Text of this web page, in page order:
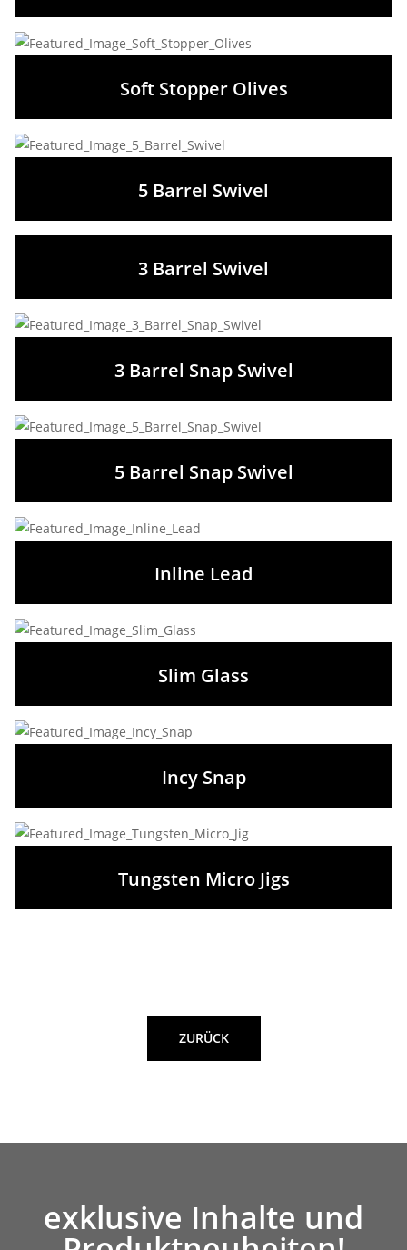
Soft Stopper Olives
5 Barrel Swivel
3 Barrel Swivel
3 Barrel Snap Swivel
5 Barrel Snap Swivel
Inline Lead
Slim Glass
Incy Snap
Tungsten Micro Jigs
ZURÜCK
exklusive Inhalte und